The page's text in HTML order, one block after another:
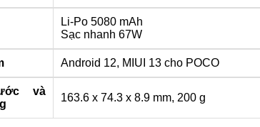
Li-Po 5080 mAh
Sạc nhanh 67W
Android 12, MIUI 13 cho POCO
và
163.6 x 74.3 x 8.9 mm, 200 g